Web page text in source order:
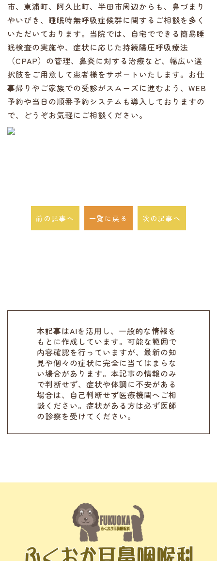
市、東浦町、阿久比町、半田市周辺からも、鼻づまり
やいびき、睡眠時無呼吸症候群に関するご相談を多く
いただいております。当院では、自宅でできる簡易睡
眠検査の実施や、症状に応じた持続陽圧呼吸療法
（CPAP）の管理、鼻炎に対する治療など、幅広い選
択肢をご用意して患者様をサポートいたします。お仕
事帰りやご家族での受診がスムーズに進むよう、WEB
予約や当日の順番予約システムも導入しておりますの
で、どうぞお気軽にご相談ください。
前の記事へ 一覧に戻る 次の記事へ
本記事はAIを活用し、一般的な情報を
もとに作成しています。可能な範囲で
内容確認を行っていますが、最新の知
見や個々の症状に完全に当てはまらな
い場合があります。本記事の情報のみ
で判断せず、症状や体調に不安がある
場合は、自己判断せず医療機関へご相
談ください。症状がある方は必ず医師
の診察を受けてください。